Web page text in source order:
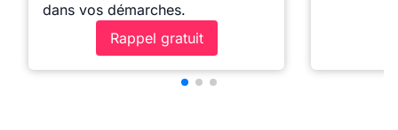
dans vos démarches.
Rappel gratuit